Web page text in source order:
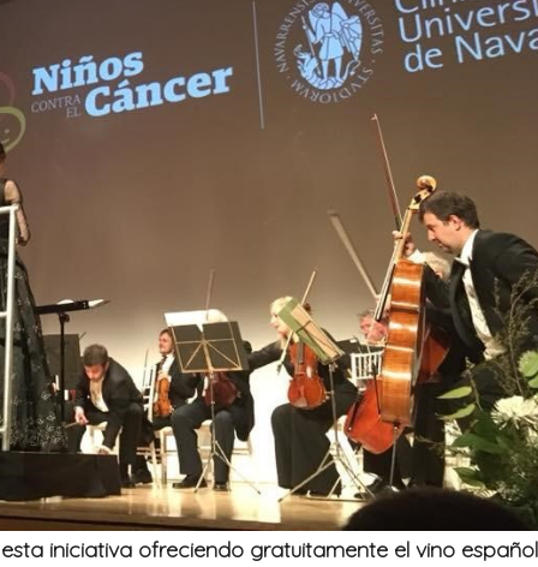
iniciativa ofreciendo gratuitamente el vino español